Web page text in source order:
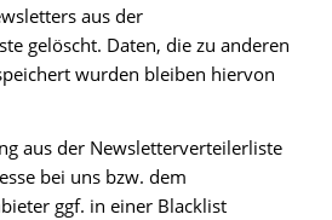
aus der
gelöscht. Daten, die zu anderen
wurden bleiben hiervon
aus der Newsletterverteilerliste
bei uns bzw. dem
ggf. in einer Blacklist